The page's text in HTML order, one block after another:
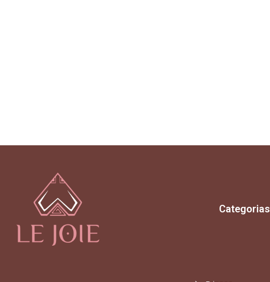
Categorias